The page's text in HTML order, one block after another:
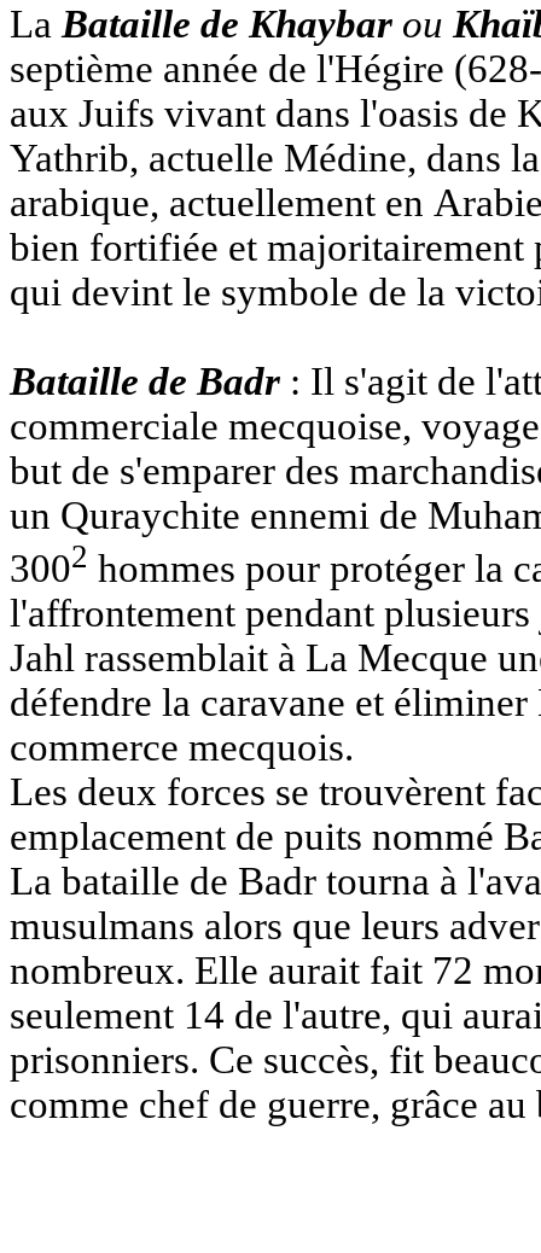
La Bataille de Khaybar ou
septième année de l'Hégire (628-
aux Juifs vivant dans l'oasis de
Yathrib, actuelle Médine, dans
arabique, actuellement en
bien fortifiée et majoritairement
qui devint le symbole de la
Bataille de Badr : Il s'agit de
commerciale mecquoise,
but de s'emparer des
un Quraychite ennemi de
3002 hommes pour protéger la
l'affrontement pendant
Jahl rassemblait à La Mecque
défendre la caravane et
commerce mecquois.
Les deux forces se trouvèrent
emplacement de puits nommé
La bataille de Badr tourna à
musulmans alors que leurs
nombreux. Elle aurait fait 72
seulement 14 de l'autre, qui
prisonniers. Ce succès, fit
comme chef de guerre, grâce